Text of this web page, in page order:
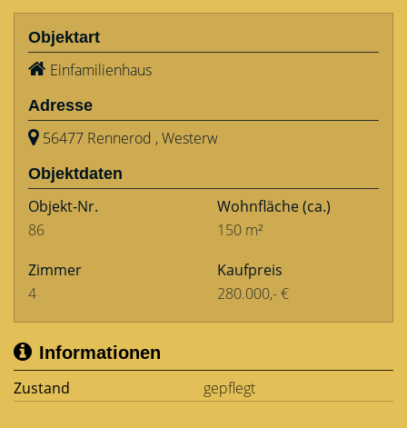
Objektart
Einfamilienhaus
Adresse
56477 Rennerod , Westerw
Objektdaten
Objekt-Nr.
86
Wohnfläche(ca.)
150 m²
Zimmer
4
Kaufpreis
280.000,- €
Informationen
Zustand
gepflegt